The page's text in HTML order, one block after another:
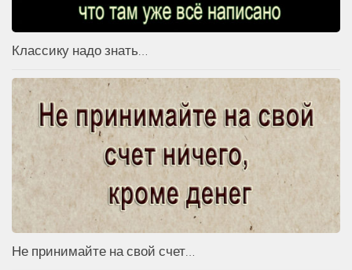
Классику надо знать…
Не принимайте на свой счет…